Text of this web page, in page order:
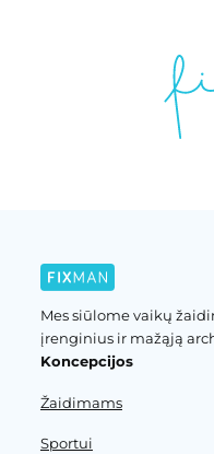
Mes siūlome vaikų
įrenginius ir mažąją
Koncepcijos
Žaidimams
Sportui